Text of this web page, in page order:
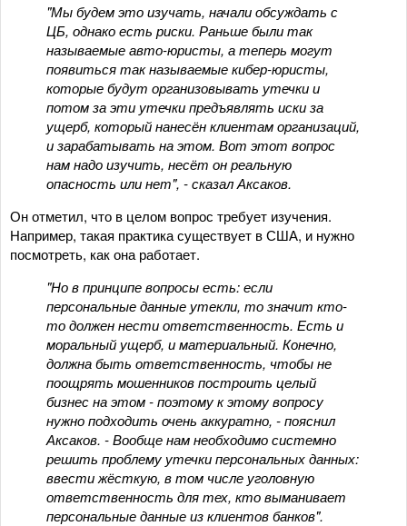
"Мы будем это изучать, начали обсуждать с
ЦБ, однако есть риски. Раньше были так
называемые авто-юристы, а теперь могут
появиться так называемые кибер-юристы,
которые будут организовывать утечки и
потом за эти утечки предъявлять иски за
ущерб, который нанесён клиентам организаций,
и зарабатывать на этом. Вот этот вопрос
нам надо изучить, несёт он реальную
опасность или нет", - сказал Аксаков.
Он отметил, что в целом вопрос требует изучения.
Например, такая практика существует в США, и нужно
посмотреть, как она работает.
"Но в принципе вопросы есть: если
персональные данные утекли, то значит кто-
то должен нести ответственность. Есть и
моральный ущерб, и материальный. Конечно,
должна быть ответственность, чтобы не
поощрять мошенников построить целый
бизнес на этом - поэтому к этому вопросу
нужно подходить очень аккуратно, - пояснил
Аксаков. - Вообще нам необходимо системно
решить проблему утечки персональных данных:
ввести жёсткую, в том числе уголовную
ответственность для тех, кто выманивает
персональные данные из клиентов банков".